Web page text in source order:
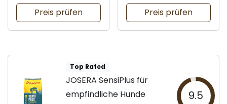
Preis prüfen
Preis prüfen
Top Rated
JOSERA SensiPlus für
empfindliche Hunde
9.5